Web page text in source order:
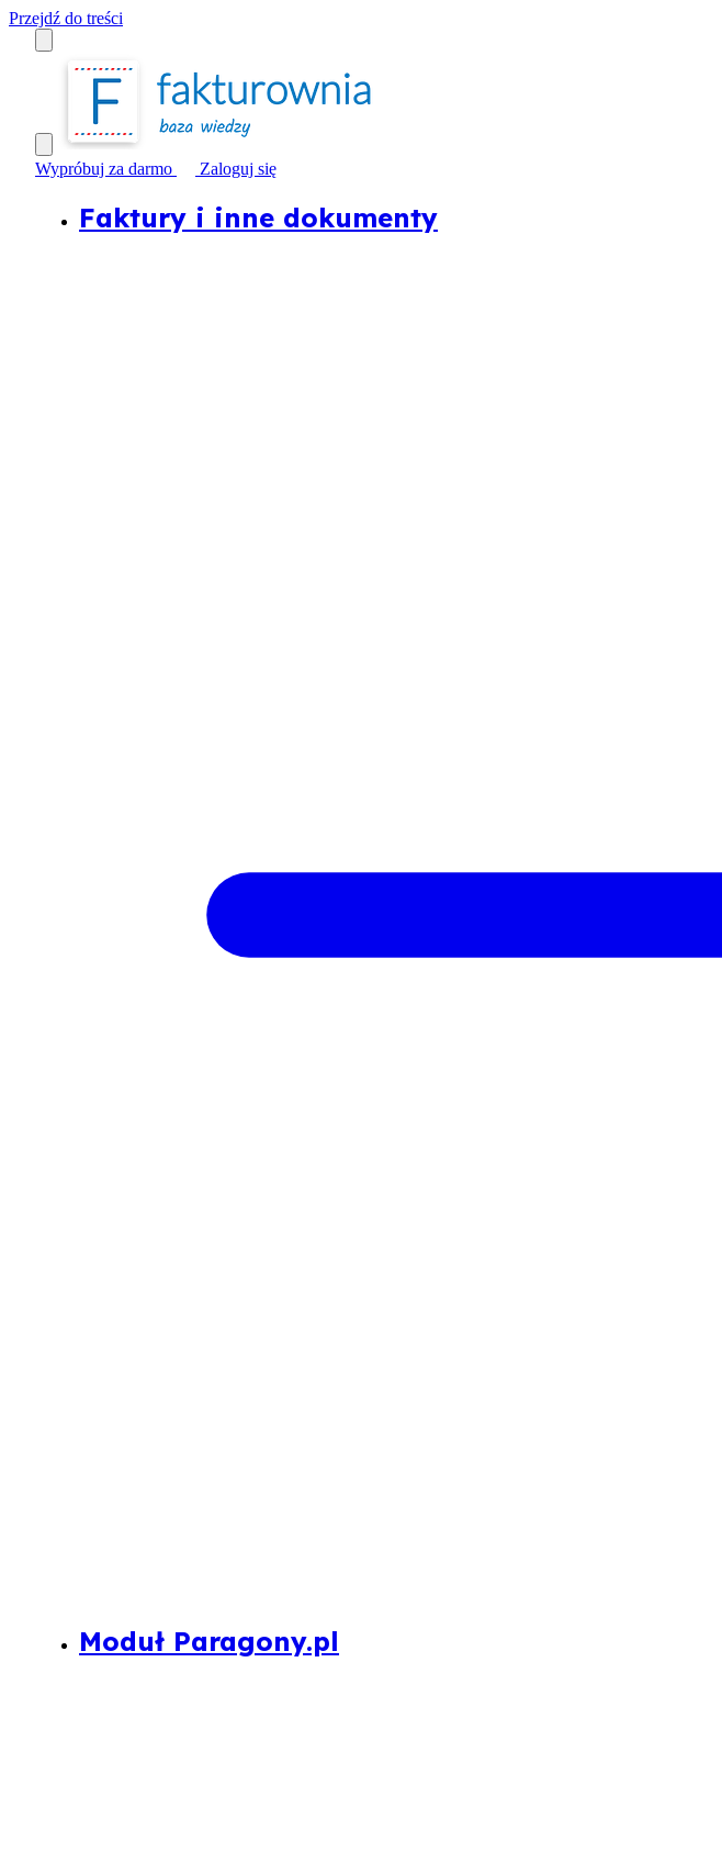
Przejdź do treści
Wypróbuj za darmo Zaloguj się
Faktury i inne dokumenty
Moduł Paragony.pl